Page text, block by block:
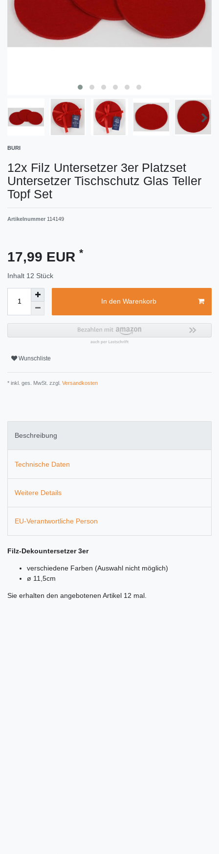
BURI
12x Filz Untersetzer 3er Platzset
Untersetzer Tischschutz Glas Teller
Topf Set
Artikelnummer 114149
17,99 EUR *
Inhalt 12 Stück
In den Warenkorb
Wunschliste
* inkl. ges. MwSt. zzgl. Versandkosten
Beschreibung
Technische Daten
Weitere Details
EU-Verantwortliche Person
Filz-Dekountersetzer 3er
verschiedene Farben (Auswahl nicht möglich)
ø 11,5cm
Sie erhalten den angebotenen Artikel 12 mal.